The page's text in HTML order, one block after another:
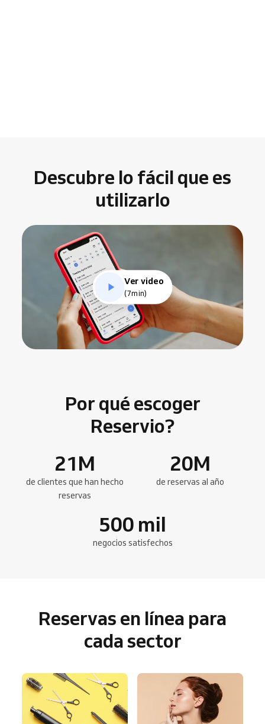
Descubre lo fácil que es
utilizarlo
Ver video
(7min)
Por qué escoger
Reservio?
21M
de clientes que han hecho
reservas
20M
de reservas al año
500 mil
negocios satisfechos
Reservas en línea para
cada sector